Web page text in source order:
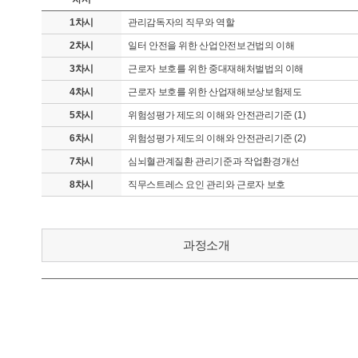
1차시 관리감독자의 직무와 역할
2차시 일터 안전을 위한 산업안전보건법의 이해
3차시 근로자 보호를 위한 중대재해처벌법의 이해
4차시 근로자 보호를 위한 산업재해보상보험제도
5차시 위험성평가 제도의 이해와 안전관리기준 (1)
6차시 위험성평가 제도의 이해와 안전관리기준 (2)
7차시 심뇌혈관계질환 관리기준과 작업환경개선
8차시 직무스트레스 요인 관리와 근로자 보호
과정소개